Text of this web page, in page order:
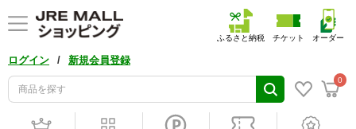
ログイン / 新規会員登録
0
ふるさと納税 チケット オーダー